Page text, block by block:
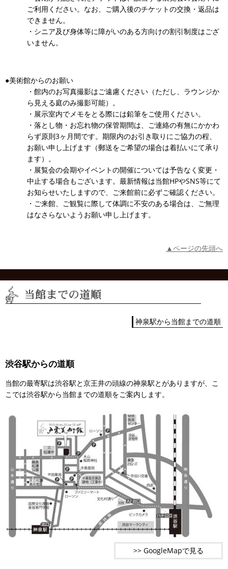
ご利用ください。なお、ご購入後のチケットの交換・返品は
できません。
・シニア及び身体等に障がいのある方向けの割引制度はござ
いません。
●美術館からのお願い
・館内のお写真撮影はご遠慮ください（ただし、ラウンジか
ら見える庭のみ撮影可能）。
・展示室内でメモをとる際には鉛筆をご使用ください。
・落とし物・お忘れ物の保管期間は、ご連絡の有無にかかわ
らず原則3ヶ月間です。期限内のお引き取りにご協力の程、
お願い申し上げます（郵送をご希望の場合は着払いにて承り
ます）。
・展覧会の会期やイベントの開催については予告なく変更・
中止する場合もございます。最新情報は当館HPやSNS等にて
お知らせいたしますので、ご来館前に必ずご確認ください。
・ご来館、ご観覧に際して体調に不安のある場合は、ご無理
はなさらないようお願い申し上げます。
▲ページの先頭へ
神泉駅から当館までの道順
渋谷駅からの道順
当館の最寄駅は渋谷駅と京王井の頭線の神泉駅とがありますが、こ
こでは渋谷駅から当館までの道順をご案内します。
>> GoogleMapで見る